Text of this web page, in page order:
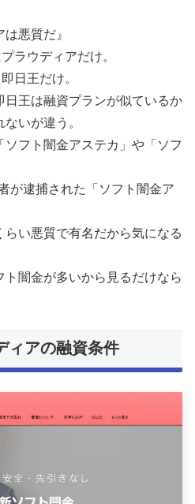
悪質だ』
ラウディアだけ。
日王だけ。
日王は融資プランが似ているか
いが違う。
フト闇金アステカ」や「ソフ
が逮捕された「ソフト闇金ア
らい悪質で有名だから気になる
闇金が多いから見るだけなら
ィアの融資条件